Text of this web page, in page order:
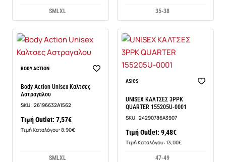
SMLXL 35-38
BODY ACTION
Body Action Unisex Καλτσες
Αστραγαλου
SKU: 26196632A1562
Τιμή Outlet: 7,57€
Τιμή Καταλόγου: 8,90€
SMLXL
ASICS
UNISEX ΚΑΛΤΣΕΣ 3PPK
QUARTER 155205U-0001
SKU: 24290786A3907
Τιμή Outlet: 9,48€
Τιμή Καταλόγου: 13,00€
47-49